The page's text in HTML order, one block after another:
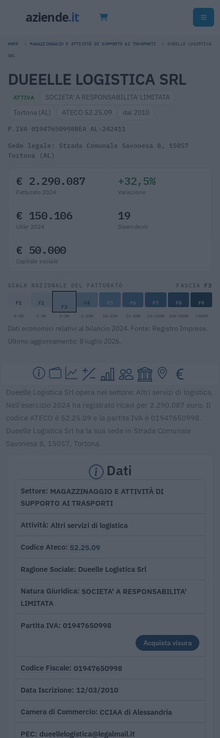
HOME MAGAZZINAGGIO E ATTIVITÀ DI SUPPORTO AI TRASPORTI DUEELLE LOGISTICA
SRL
DUEELLE LOGISTICA SRL
ATTIVA
SOCIETA' A RESPONSABILITA' LIMITATA
Tortona (AL)
ATECO 52.25.09 dal 2010
P.IVA 01947650998REA AL-242411
Sede legale: Strada Comunale Savonesa 8, 15057
Tortona (AL)
€ 2.290.087
Fatturato 2024
+32,5%
Variazione
€ 150.106
Utile 2024
19
Dipendenti
€ 50.000
Capitale sociale
SCALA NAZIONALE DEL FATTURATO FASCIA F3
F1 F2 F3 F4 F5 F6 F7 F8 F9
0-1M 1-2M 2-5M 5-10M 10-25M 25-50M 50-100M 100-500M >500M
Dati economici relativi al bilancio 2024. Fonte: Registro Imprese.
Ultimo aggiornamento: 8 luglio 2026.
Dueelle Logistica Srl opera nel settore: Altri servizi di logistica.
Nell'esercizio 2024 ha registrato ricavi per 2.290.087 euro. Il
codice ATECO è 52.25.09 e la partita IVA è 01947650998.
Dueelle Logistica Srl ha la sua sede in Strada Comunale
Savonesa 8, 15057, Tortona.
Dati
Settore MAGAZZINAGGIO E ATTIVITÀ DI
SUPPORTO AI TRASPORTI
Attività Altri servizi di logistica
Codice Ateco 52.25.09
Ragione Sociale Dueelle Logistica Srl
Natura Giuridica SOCIETA' A RESPONSABILITA'
LIMITATA
Partita IVA 01947650998
Acquista visura
Codice Fiscale 01947650998
Data Iscrizione 12/03/2010
Camera di Commercio CCIAA di Alessandria
PEC dueellelogistica@legalmail.it